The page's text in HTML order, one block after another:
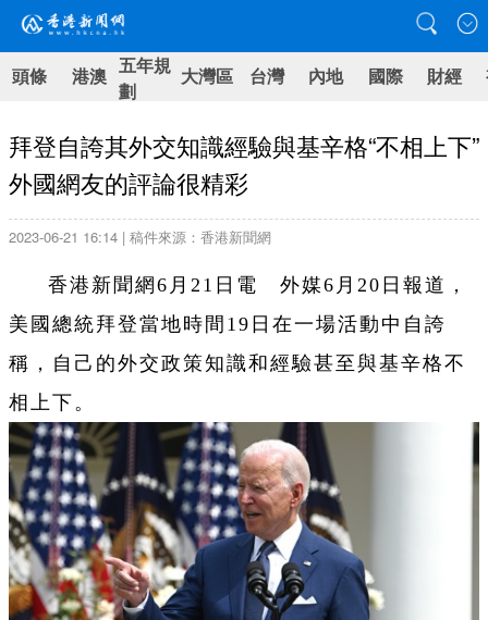
頭條 港澳 五年規
劃
大灣區 台灣 內地 國際 財經
​拜登自誇其外交知識經驗與基辛格“不相上下”
外國網友的評論很精彩
2023-06-21 16:14 | 稿件來源：香港新聞網
香港新聞網6月21日電 外媒6月20日報道，
美國總統拜登當地時間19日在一場活動中自誇
稱，自己的外交政策知識和經驗甚至與基辛格不
相上下。